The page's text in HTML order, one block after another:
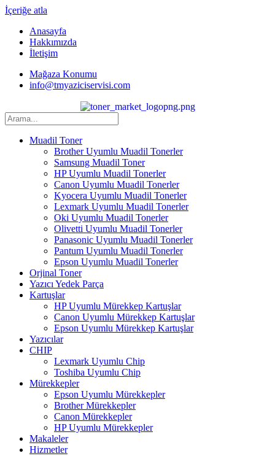
İçeriğe atla
Anasayfa
Hakkımızda
İletişim
Mağaza Konumu
info@tmyaziciservisi.com
Muadil Toner
Brother Uyumlu Muadil Tonerler
Samsung Muadil Toner
HP Uyumlu Muadil Tonerler
Canon Uyumlu Muadil Tonerler
Kyocera Uyumlu Muadil Tonerler
Lexmark Uyumlu Muadil Tonerler
Oki Uyumlu Muadil Tonerler
Olivetti Uyumlu Muadil Tonerler
Panasonic Uyumlu Muadil Tonerler
Pantum Uyumlu Muadil Tonerler
Epson Uyumlu Muadil Tonerler
Orjinal Toner
Yazıcı Yedek Parça
Kartuşlar
HP Uyumlu Mürekkep Kartuşlar
Canon Uyumlu Mürekkep Kartuşlar
Epson Uyumlu Mürekkep Kartuşlar
Yazıcılar
CHIP
Lexmark Uyumlu Chip
Toshiba Uyumlu Chip
Mürekkepler
Epson Uyumlu Mürekkepler
Brother Mürekkepler
Canon Mürekkepler
HP Uyumlu Mürekkepler
Makaleler
Hizmetler